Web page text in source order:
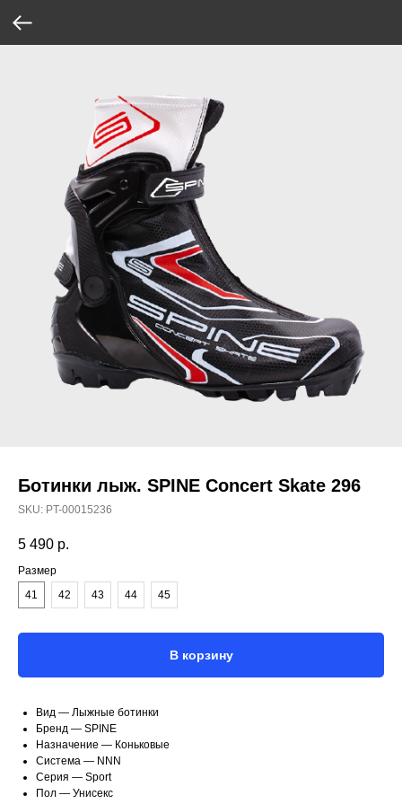
Ботинки лыж. SPINE Concert Skate 296
SKU: PT-00015236
5 490 р.
Размер
41
42 43 44 45
В корзину
Вид — Лыжные ботинки
Бренд — SPINE
Назначение — Коньковые
Система — NNN
Серия — Sport
Пол — Унисекс